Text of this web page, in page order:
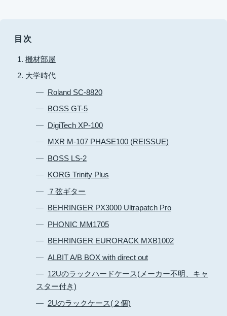
目次
機材部屋
大学時代
Roland SC-8820
BOSS GT-5
DigiTech XP-100
MXR M-107 PHASE100 (REISSUE)
BOSS LS-2
KORG Trinity Plus
７弦ギター
BEHRINGER PX3000 Ultrapatch Pro
PHONIC MM1705
BEHRINGER EURORACK MXB1002
ALBIT A/B BOX with direct out
12Uのラックハードケース(メーカー不明、キャ
スター付き)
2Uのラックケース(２個)